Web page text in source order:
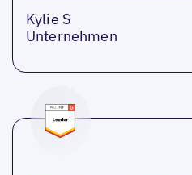
Kylie S
Unternehmen